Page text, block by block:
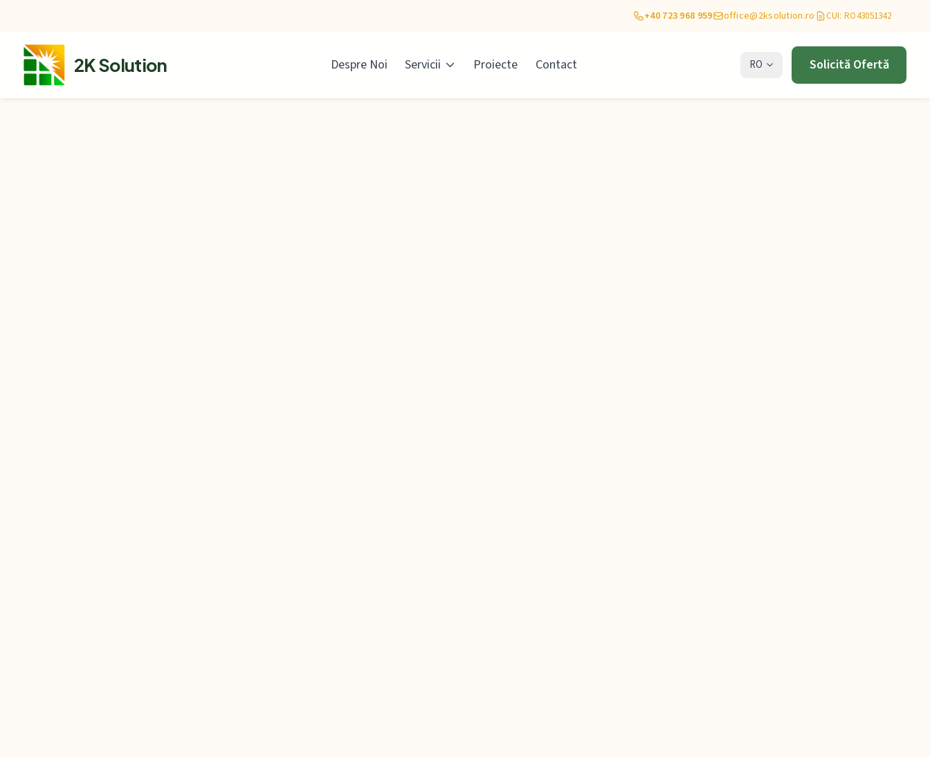
+40 723 968 959 office@2ksolution.ro CUI: RO43051342
2K Solution Despre Noi Servicii Proiecte Contact RO Solicită Ofertă